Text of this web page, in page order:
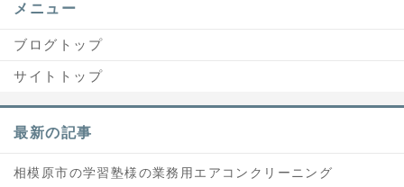
メニュー
ブログトップ
サイトトップ
最新の記事
相模原市の学習塾様の業務用エアコンクリーニング